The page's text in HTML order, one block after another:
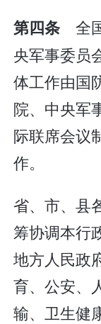
第四条 全
央军事委员
体工作由国
院、中央军
际联席会议
作。
省、市、县
筹协调本行
地方人民政
育、公安、
输、卫生健